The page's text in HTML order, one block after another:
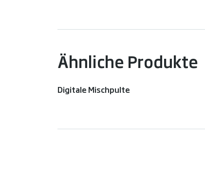
Ähnliche Produkte
Digitale Mischpulte